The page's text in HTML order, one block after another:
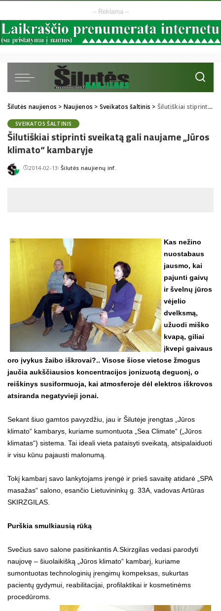
– Reklama –
Šilutės naujienos > Naujienos > Sveikatos šaltinis > Šilutiškiai stiprinti sveikatą gali naujame „Jūros klimato“ kambaryje
SVEIKATOS ŠALTINIS
Šilutiškiai stiprinti sveikatą gali naujame „Jūros
klimato“ kambaryje
2014-02-13Posted
Šilutės naujienų inf.
Kas nežino
nuostabaus
jausmo, kai
pajunti gaivų
ir švelnų jūros
vėjelio
dvelksmą,
užuodi miško
kvapą, giliai
įkvepi gaivaus
oro įvykus žaibo iškrovai?.. Visose šiose vietose žmogus
jaučia aukščiausios koncentracijos jonizuotą deguonį, o
reiškinys susiformuoja, kai atmosferoje dėl elektros iškrovos
atsiranda negatyvieji jonai.
Sekant šiuo gamtos pavyzdžiu, jau ir Šilutėje įrengtas „Jūros
klimato“ kambarys, kuriame sumontuota „Sea Climate“ („Jūros
klimatas“) sistema. Tai ideali vieta pataisyti sveikatą, atsipalaiduoti
ir visu kūnu pajausti malonumą.
Tokį kambarį savo lankytojams įrengė ir prieš savaitę atidarė „SPA
masažas“ salono, esančio Lietuvininkų g. 33A, vadovas Artūras
SKIRZGILAS.
Purškia smulkiausią rūką
Svečius savo salone pasitinkantis A.Skirzgilas vedasi parodyti
naujovę – šiuolaikišką „Jūros klimato“ kambarį, kuriame
sumontuotas technologinių įrengimų kompeksas, sukurtas
pacientų gydymui, reabilitacijai, profilaktikai ir kosmetinėms
procedūroms.